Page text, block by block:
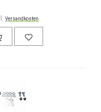
Versandkosten